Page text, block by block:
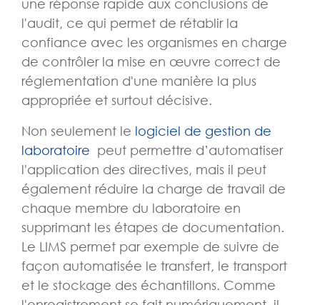
une réponse rapide aux conclusions de
l'audit, ce qui permet de rétablir la
confiance avec les organismes en charge
de contrôler la mise en œuvre correct de
réglementation d'une manière la plus
appropriée et surtout décisive.
Non seulement le logiciel de gestion de
laboratoire peut permettre d’automatiser
l'application des directives, mais il peut
également réduire la charge de travail de
chaque membre du laboratoire en
supprimant les étapes de documentation.
Le LIMS permet par exemple de suivre de
façon automatisée le transfert, le transport
et le stockage des échantillons. Comme